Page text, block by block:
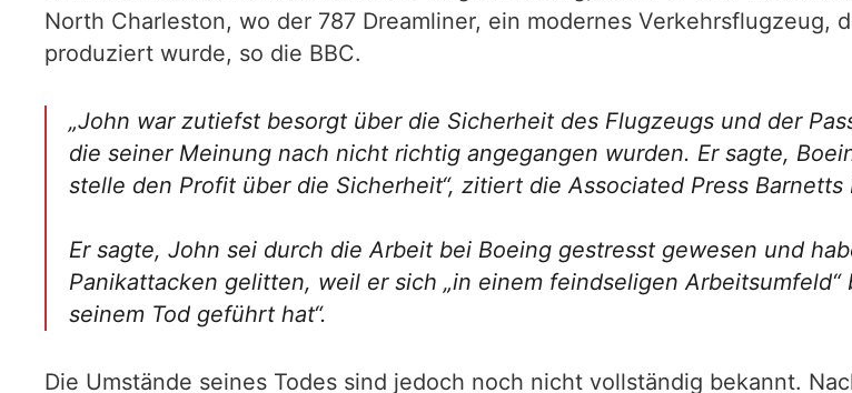
North Charleston, wo der 787 Dreamliner, ein modernes Verkehrsflugzeug,
produziert wurde, so die BBC.
„John war zutiefst besorgt über die Sicherheit des Flugzeugs und der
die seiner Meinung nach nicht richtig angegangen wurden. Er sagte,
stelle den Profit über die Sicherheit“, zitiert die Associated Press Barnetts
Er sagte, John sei durch die Arbeit bei Boeing gestresst gewesen und
Panikattacken gelitten, weil er sich „in einem feindseligen
seinem Tod geführt hat“.
Die Umstände seines Todes sind jedoch noch nicht vollständig bekannt.